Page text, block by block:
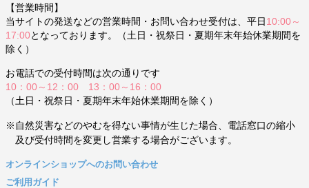
【営業時間】
当サイトの発送などの営業時間・お問い合わせ受付は、平日 10:00～
17:00となっております。（土日・祝祭日・夏期年末年始休業期間を
除く）
お電話での受付時間は次の通りです
10：00～12：00 13：00～16：00
（土日・祝祭日・夏期年末年始休業期間を除く）
※自然災害などのやむを得ない事情が生じた場合、電話窓口の縮小
及び受付時間を変更し営業する場合がございます。
オンラインショップへのお問い合わせ
ご利用ガイド